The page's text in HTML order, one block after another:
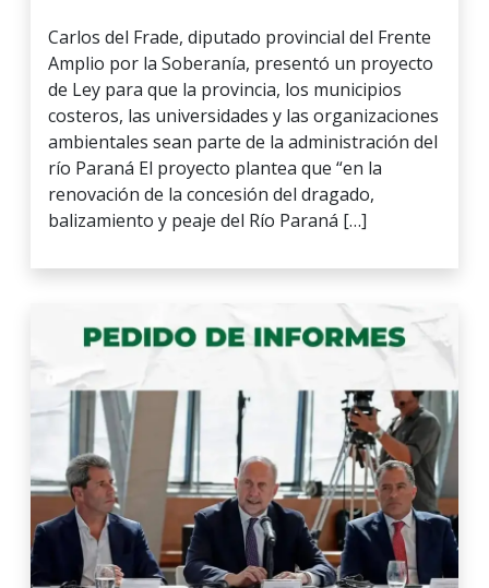
Carlos del Frade, diputado provincial del Frente
Amplio por la Soberanía, presentó un proyecto
de Ley para que la provincia, los municipios
costeros, las universidades y las organizaciones
ambientales sean parte de la administración del
río Paraná El proyecto plantea que “en la
renovación de la concesión del dragado,
balizamiento y peaje del Río Paraná […]